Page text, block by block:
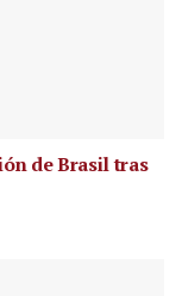
de Brasil tras